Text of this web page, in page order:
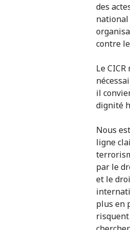
des
contre
Le
il
dignité
Nous
ligne
par le
et le
plus en